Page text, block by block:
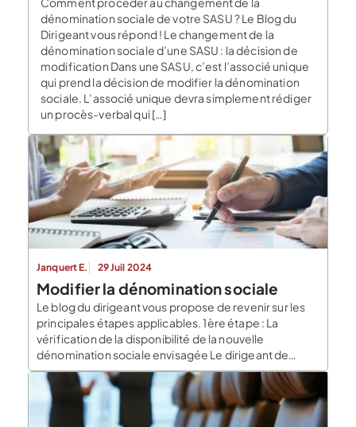
dénomination sociale de votre SASU ? Le Blog du
Dirigeant vous répond ! Le changement de la
dénomination sociale d’une SASU : la décision de
modification Dans une SASU, c’est l’associé unique
qui prend la décision de modifier la dénomination
sociale. L’associé unique devra simplement rédiger
un procès-verbal qui […]
Janquert E. 29 Juil 2024
Modifier la dénomination sociale
Le blog du dirigeant vous propose de revenir sur les
principales étapes applicables. 1ère étape : La
vérification de la disponibilité de la nouvelle
dénomination sociale envisagée Le dirigeant de
l’entreprise qui souhaite modifier sa dénomination
sociale doit se rapprocher de l’INPI pour vérifier
qu’aucune marque n’est déposée pour la nouvelle
dénomination sociale. Cette dernière […]